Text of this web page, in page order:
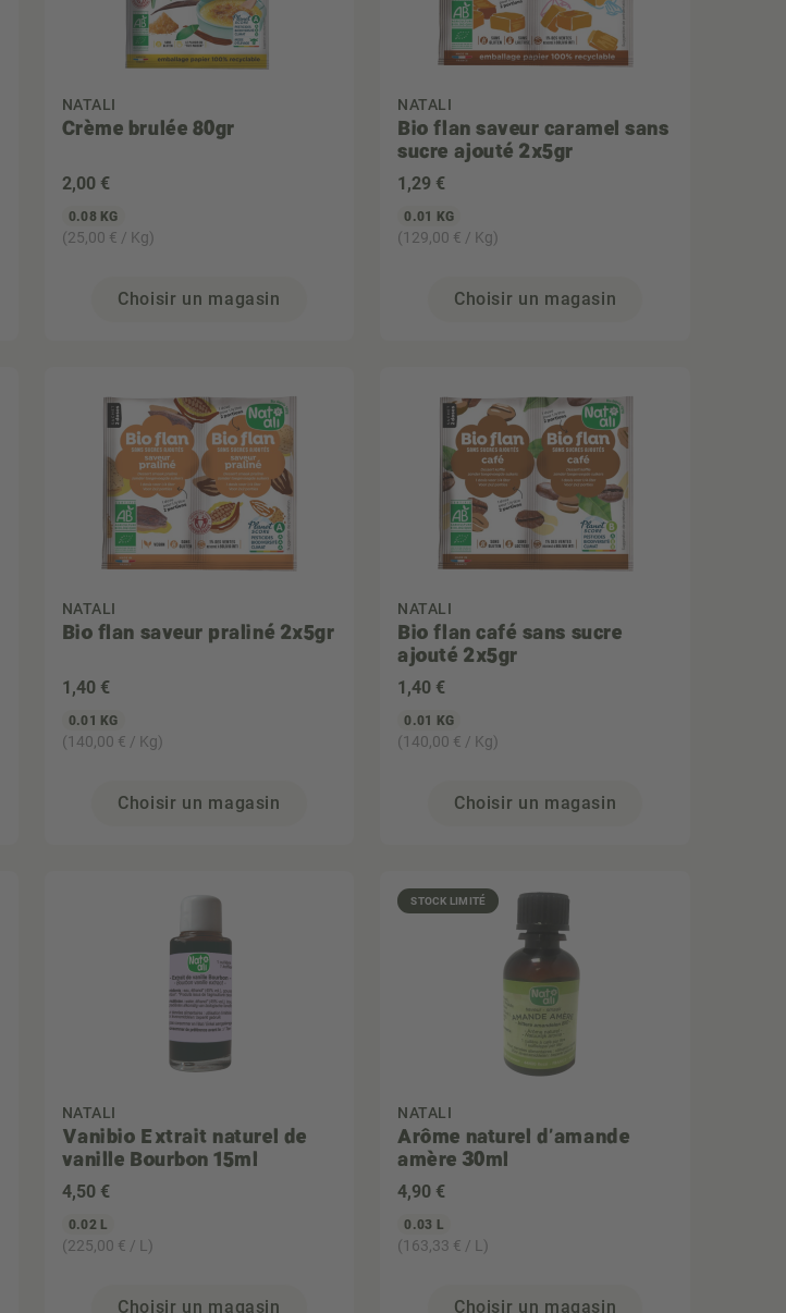
NATALI
Crème brulée 80gr
2,00 €
0.08 KG
(25,00 € / Kg)
Choisir un magasin
NATALI
Bio flan saveur caramel sans
sucre ajouté 2x5gr
1 ,29 €
0.01 KG
(129,00 € / Kg)
Choisir un magasin
NATALI
Bio flan saveur praliné 2x5gr
1 ,40 €
0.01 KG
(140,00 € / Kg)
Choisir un magasin
NATALI
Bio flan café sans sucre
ajouté 2x5gr
1 ,40 €
0.01 KG
(140,00 € / Kg)
Choisir un magasin
NATALI
Vanibio Extrait naturel de
vanille Bourbon 15ml
4,50 €
0.02 L
(225,00 € / L)
Choisir un magasin
STOCK LIMITÉ
NATALI
Arôme naturel d'amande
amère 30ml
4,90 €
0.03 L
(163,33 € / L)
Choisir un magasin